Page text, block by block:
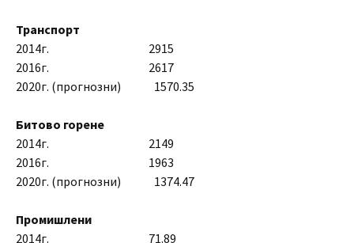
Транспорт
2014г. 2915
2016г. 2617
2020г. (прогнозни) 1570.35
Битово горене
2014г. 2149
2016г. 1963
2020г. (прогнозни) 1374.47
Промишлени
2014г. 71.89